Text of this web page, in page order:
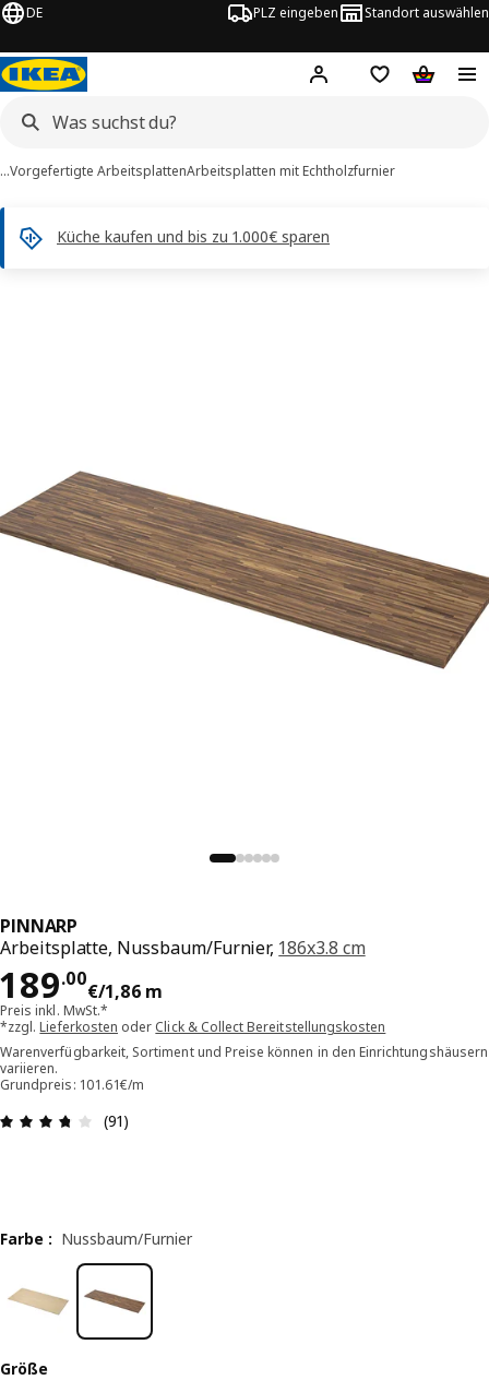
DE PLZ eingeben Standort auswählen
Hej! Hier einloggen
Merkzettel
…Vorgefertigte ArbeitsplattenArbeitsplatten mit Echtholzfurnier
Küche kaufen und bis zu 1.000€ sparen
PINNARP
Arbeitsplatte, Nussbaum/Furnier, 186x3.8 cm
189.00
€/1,86 m
Preis 189.00€/1,86 m
Preis inkl. MwSt.*
*zzgl.Lieferkosten oder Click & Collect Bereitstellungskosten
Warenverfügbarkeit, Sortiment und Preise können in den Einrichtungshäusern
variieren.
Grundpreis: 101.61€/m
Bewertung: 3.7 von 5 Sterne Alle Bewertungen:
(91)
Farbe : Nussbaum/Furnier
Größe